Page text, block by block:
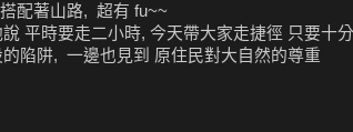
配著山路, 超有 fu~~
平時要走二小時, 今天帶大家走捷徑 只要十
陷阱, 一邊也見到 原住民對大自然的尊重